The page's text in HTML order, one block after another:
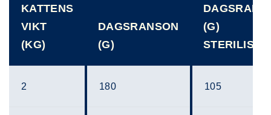
KATTENS
VIKT
(KG)
DAGSRANSON
(G)
(G)
STERILISED
2 180 105